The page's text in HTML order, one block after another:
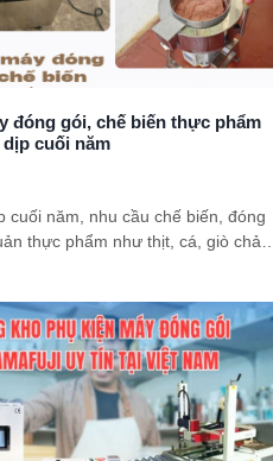
đóng gói, chế biến thực phẩm
dịp cuối năm
cuối năm, nhu cầu chế biến, đóng
thực phẩm như thịt, cá, giò chả,
Thực Phẩm Bán Chạy” được nhiều
cửa hàng, cơ sở chế biến lựa
nay. Tham khảo ngay nhé!